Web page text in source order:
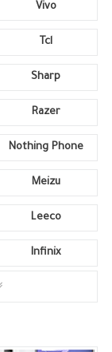
Vivo
Tcl
Sharp
Razer
Nothing Phone
Meizu
Leeco
Infinix